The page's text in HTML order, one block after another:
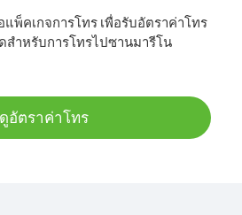
พ็คเกจการโทร เพื่อรับอัตราค่าโทร
ำหรับการโทรไปซานมารีโน
ดูอัตราค่าโทร